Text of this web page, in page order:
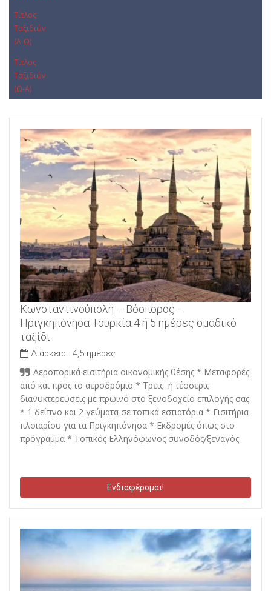
Τίτλος
Ταξιδιών
(Α-Ω)
Τίτλος
Ταξιδιών
(Ω-Α)
Κωνσταντινούπολη – Βόσπορος –
Πριγκηπόνησα Τουρκία 4 ή 5 ημέρες ομαδικό
ταξίδι
Διάρκεια : 4,5 ημέρες
Αεροπορικά εισιτήρια οικονομικής θέσης * Μεταφορές
από και προς το αεροδρόμιο * Τρεις ή τέσσερις
διανυκτερεύσεις με πρωινό στο ξενοδοχείο επιλογής σας
* 1 δείπνο και 2 γεύματα σε τοπικά εστιατόρια * Εισιτήρια
πλοιαρίου για τα Πριγκηπόνησα * Εκδρομές όπως στο
πρόγραμμα * Τοπικός Ελληνόφωνος συνοδός/ξεναγός
Ενδιαφέρομαι!